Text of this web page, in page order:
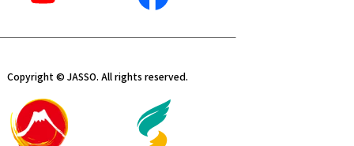
Copyright © JASSO. All rights reserved.